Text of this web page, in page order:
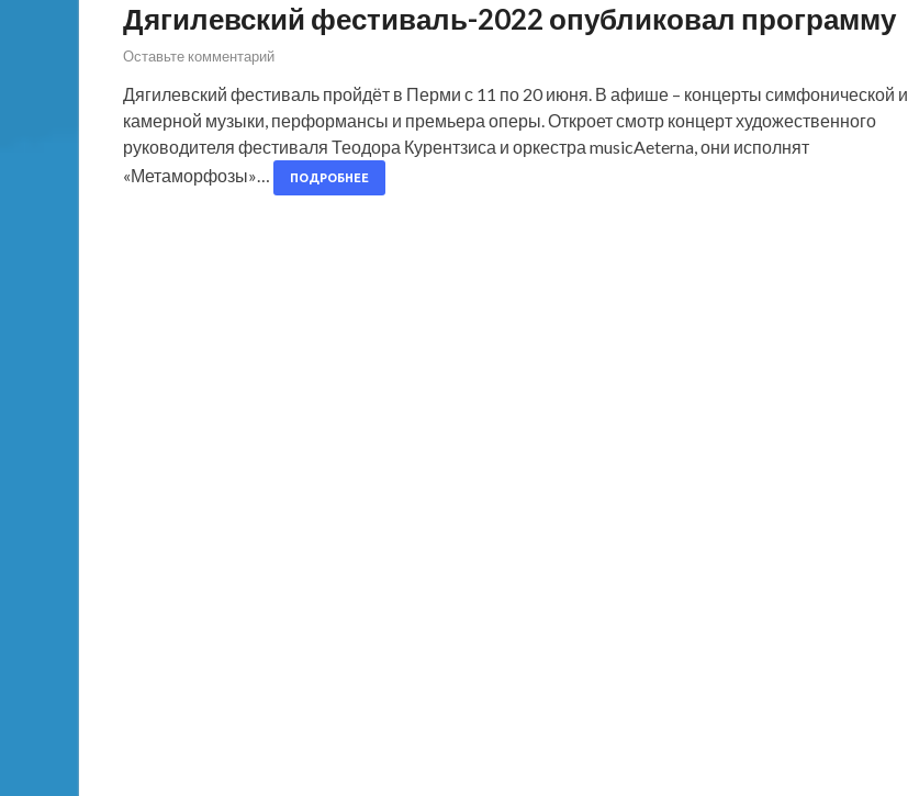
Дягилевский фестиваль-2022 опубликовал программу
Оставьте комментарий
Дягилевский фестиваль пройдёт в Перми с 11 по 20 июня. В афише – концерты симфонической и
камерной музыки, перформансы и премьера оперы. Откроет смотр концерт художественного
руководителя фестиваля Теодора Курентзиса и оркестра musicAeterna, они исполнят
«Метаморфозы»…
ПОДРОБНЕЕ